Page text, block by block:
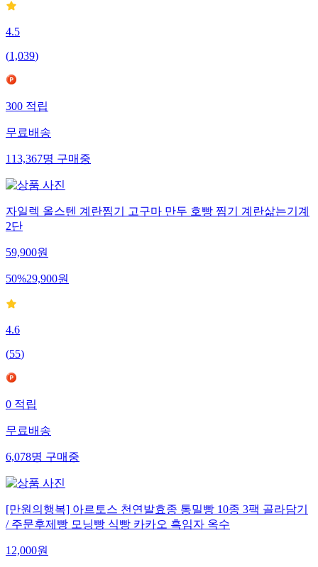
4.5
(1,039)
300 적립
무료배송
113,367명 구매중
자일렉 올스텐 계란찜기 고구마 만두 호빵 찜기 계란삶는기계
2단
59,900원
50%29,900원
4.6
(55)
0 적립
무료배송
6,078명 구매중
[만원의행복] 아르토스 천연발효종 통밀빵 10종 3팩 골라담기
/ 주문후제빵 모닝빵 식빵 카카오 흑임자 옥수
12,000원